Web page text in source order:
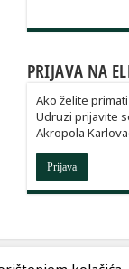
PRIJAVA NA
Ako želite
Udruzi prijavite
Akropola
Prijava